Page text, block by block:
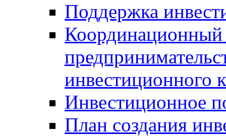
Поддержка
Координационный
инвестиционного
Инвестиционное
План создания